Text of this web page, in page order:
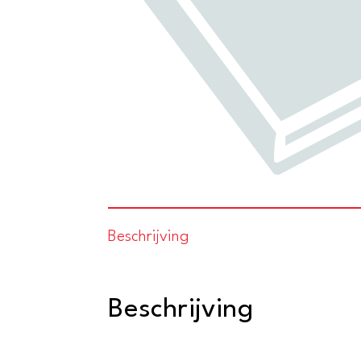
Beschrijving
Beschrijving